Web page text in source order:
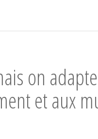
on
et aux